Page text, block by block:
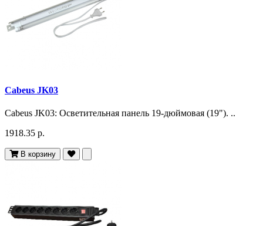
Cabeus JK03
Cabeus JK03: Осветительная панель 19-дюймовая (19"). ..
1918.35 р.
В корзину